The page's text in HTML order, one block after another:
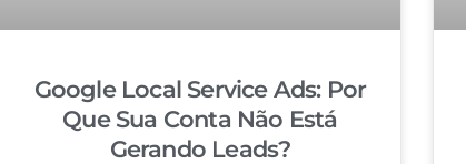
Google Local Service Ads: Por
Que Sua Conta Não Está
Gerando Leads?